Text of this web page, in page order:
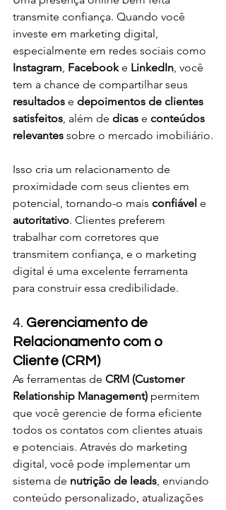
transmite confiança. Quando você
investe em marketing digital,
especialmente em redes sociais como
Instagram, Facebook e LinkedIn, você
tem a chance de compartilhar seus
resultados e depoimentos de clientes
satisfeitos, além de dicas e conteúdos
relevantes sobre o mercado imobiliário.
Isso cria um relacionamento de
proximidade com seus clientes em
potencial, tornando-o mais confiável e
autoritativo. Clientes preferem
trabalhar com corretores que
transmitem confiança, e o marketing
digital é uma excelente ferramenta
para construir essa credibilidade.
4. Gerenciamento de
Relacionamento com o
Cliente (CRM)
As ferramentas de CRM (Customer
Relationship Management) permitem
que você gerencie de forma eficiente
todos os contatos com clientes atuais
e potenciais. Através do marketing
digital, você pode implementar um
sistema de nutrição de leads, enviando
conteúdo personalizado, atualizações